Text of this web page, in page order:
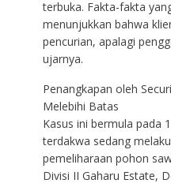
terbuka. Fakta-fakta
menunjukkan bahwa
pencurian, apalagi
ujarnya.
Penangkapan oleh
Melebihi Batas
Kasus ini bermula pada
terdakwa sedang
pemeliharaan pohon
Divisi II Gaharu Estate,